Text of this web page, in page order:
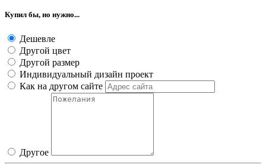
Купил бы, но нужно...
Дешевле
Другой цвет
Другой размер
Индивидуальный дизайн проект
Как на другом сайте
Другое